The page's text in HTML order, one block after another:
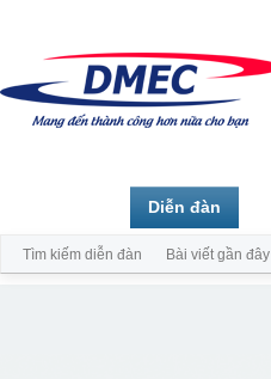
Diễn đàn
Tìm kiếm diễn đàn Bài viết gần đây